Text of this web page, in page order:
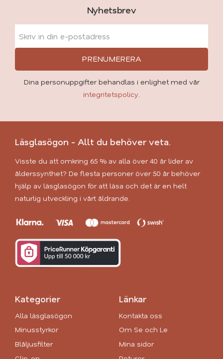
Nyhetsbrev
PRENUMERERA
Dina personuppgifter behandlas i enlighet med vår
integritetspolicy.
Läsglasögon - Allt du behöver veta.
Visste du att omkring 65 % av alla över 40 år lider av
ålderssynthet? De flesta personer över 50 år behöver
hjälp av läsglasögon för att läsa och det är en helt
naturlig utveckling i vårt åldrande.
Kategorier
Alla läsglasögon
Minusstyrkor
Blåljusfilter
Länkar
Kontakta oss
Om Se och Le
Mina sidor